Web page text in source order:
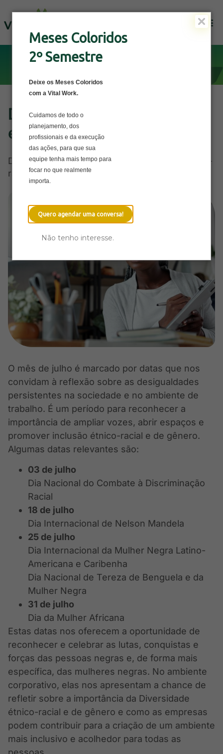
Meses Coloridos
2º Semestre
Deixe os Meses Coloridos
com a Vital Work.
Cuidamos de todo o
planejamento, dos
profissionais e da execução
das ações, para que sua
equipe tenha mais tempo para
focar no que realmente
importa.
Quero agendar uma conversa!
Não tenho interesse.
Diversidade Étnico-Racial
e de Gênero no trabalho
Descubra como promover a diversidade étnico-
racial e de gênero no ambiente corporativo.
O mês de julho é marcado por datas que nos
convidam à reflexão sobre as desigualdades
persistentes na sociedade e no ambiente de
trabalho. É um período para reconhecer a
importância de ampliar vozes, abrir espaços e
promover inclusão étnico-racial e de gênero.
Algumas datas relevantes são:
03 de julho
Dia Nacional do Combate à Discriminação
Racial
18 de julho
Dia Internacional de Nelson Mandela
25 de julho
Dia Internacional da Mulher Negra Latino-
Americana e Caribenha
Dia Nacional de Tereza de Benguela e da
Mulher Negra
31 de julho
Dia da Mulher Africana
Estas datas nos oferecem a oportunidade de
reconhecer e celebrar as lutas, conquistas e
forças das pessoas negras e, de forma mais
específica, das mulheres negras. No ambiente
corporativo, elas nos apresentam a chance de
refletir sobre a importância da Diversidade
étnico-racial e de gênero e como as empresas
podem contribuir para a criação de um ambiente
mais inclusivo e acolhedor para todas as